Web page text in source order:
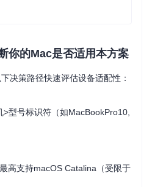
你的Mac是否适用本方案
决策路径快速评估设备适配性：
>型号标识符（如MacBookPro10,
高支持macOS Catalina（受限于